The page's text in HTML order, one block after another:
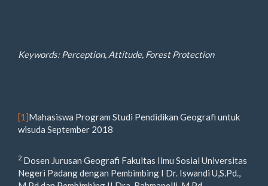
Keywords: Perception, Attitude, Forest Protection
[1]Mahasiswa Program Studi Pendidikan Geografi untuk
wisuda September 2018
2 Dosen Jurusan Geografi Fakultas Ilmu Sosial Universitas
Negeri Padang dengan Pembimbing I Dr. Iswandi U,S.Pd.,